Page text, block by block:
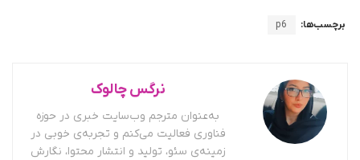
برچسب‌ها: p6
نرگس چالوک
به‌عنوان مترجم وب‌سایت خبری در حوزه
فناوری فعالیت می‌کنم و تجربه‌ی خوبی در
زمینه‌ی سئو، تولید و انتشار محتوا، نگارش